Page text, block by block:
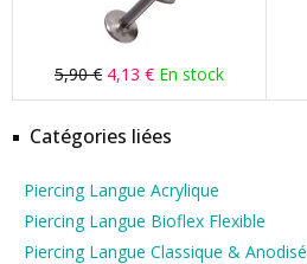
5,90 € 4,13 € En stock
Catégories liées
Piercing Langue Acrylique
Piercing Langue Bioflex Flexible
Piercing Langue Classique & Anodisé